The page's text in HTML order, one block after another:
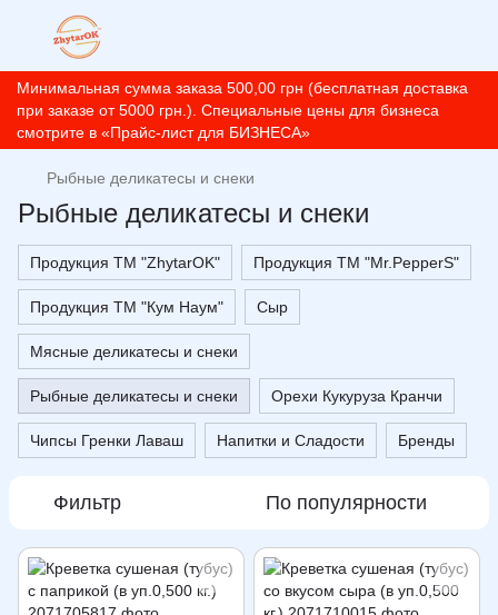
Минимальная сумма заказа 500,00 грн (бесплатная доставка
при заказе от 5000 грн.). Специальные цены для бизнеса
смотрите в «Прайс-лист для БИЗНЕСА»
Рыбные деликатесы и снеки
Рыбные деликатесы и снеки
Продукция ТМ "ZhytarOK" Продукция ТМ "Mr.PepperS"
Продукция ТМ "Кум Наум" Сыр
Мясные деликатесы и снеки
Рыбные деликатесы и снеки Орехи Кукуруза Кранчи
Чипсы Гренки Лаваш Напитки и Сладости Бренды
Фильтр По популярности